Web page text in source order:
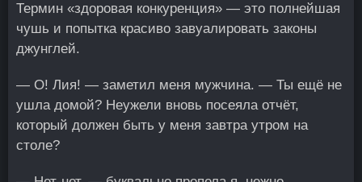
Термин «здоровая конкуренция» — это полнейшая
чушь и попытка красиво завуалировать законы
джунглей.
— О! Лия! — заметил меня мужчина. — Ты ещё не
ушла домой? Неужели вновь посеяла отчёт,
который должен быть у меня завтра утром на
столе?